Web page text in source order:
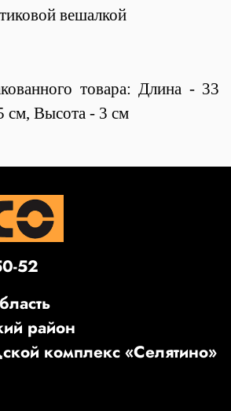
вешалкой
товара: Длина - 33
Высота - 3 см
52
район
комплекс «Селятино»